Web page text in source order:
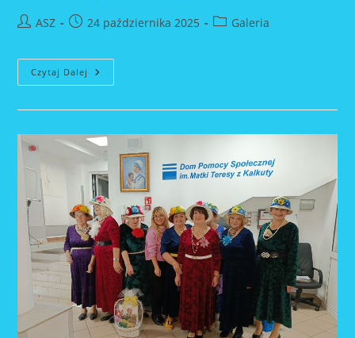
PostASZ
Post24 października 2025
PostGaleria
Czytaj Dalej Kabaret
Pod